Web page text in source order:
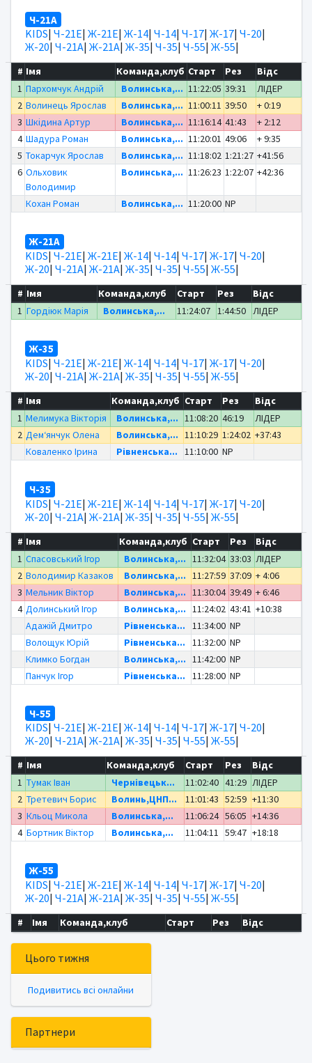
Ч-21А
KIDS| Ч-21Е| Ж-21Е| Ж-14| Ч-14| Ч-17| Ж-17| Ч-20|
Ж-20| Ч-21А| Ж-21А| Ж-35| Ч-35| Ч-55| Ж-55|
# Імя Команда,клуб Старт Рез
Відс
1 Пархомчук Андрій Волинська,... 11:22:05 39:31
ЛІДЕР
2 Волинець Ярослав Волинська,... 11:00:11 39:50
+ 0:19
3 Шкідина Артур Волинська,... 11:16:14 41:43
+ 2:12
4 Шадура Роман Волинська,... 11:20:01 49:06
+ 9:35
5 Токарчук Ярослав Волинська,... 11:18:02 1:21:27 +41:56
6 Ольховик
Володимир
Волинська,... 11:26:23 1:22:07 +42:36
Кохан Роман Волинська,... 11:20:00 NP
Ж-21А
KIDS| Ч-21Е| Ж-21Е| Ж-14| Ч-14| Ч-17| Ж-17| Ч-20|
Ж-20| Ч-21А| Ж-21А| Ж-35| Ч-35| Ч-55| Ж-55|
# Імя Команда,клуб Старт Рез
Відс
1 Гордіюк Марія Волинська,... 11:24:07 1:44:50 ЛІДЕР
Ж-35
KIDS| Ч-21Е| Ж-21Е| Ж-14| Ч-14| Ч-17| Ж-17| Ч-20|
Ж-20| Ч-21А| Ж-21А| Ж-35| Ч-35| Ч-55| Ж-55|
# Імя Команда,клуб Старт Рез
Відс
1 Мелимука Вікторія Волинська,... 11:08:20 46:19
ЛІДЕР
2 Дем‘янчук Олена Волинська,... 11:10:29 1:24:02 +37:43
Коваленко Ірина
Рівненська... 11:10:00 NP
Ч-35
KIDS| Ч-21Е| Ж-21Е| Ж-14| Ч-14| Ч-17| Ж-17| Ч-20|
Ж-20| Ч-21А| Ж-21А| Ж-35| Ч-35| Ч-55| Ж-55|
# Імя Команда,клуб Старт Рез
Відс
1 Спасовський Ігор Волинська,... 11:32:04 33:03 ЛІДЕР
2 Володимир Казаков Волинська,... 11:27:59 37:09 + 4:06
3 Мельник Віктор Волинська,... 11:30:04 39:49 + 6:46
4 Долинський Ігор Волинська,... 11:24:02 43:41 +10:38
Адажій Дмитро
Рівненська... 11:34:00 NP
Волощук Юрій
Рівненська... 11:32:00 NP
Климко Богдан
Волинська,... 11:42:00 NP
Панчук Ігор
Рівненська... 11:28:00 NP
Ч-55
KIDS| Ч-21Е| Ж-21Е| Ж-14| Ч-14| Ч-17| Ж-17| Ч-20|
Ж-20| Ч-21А| Ж-21А| Ж-35| Ч-35| Ч-55| Ж-55|
# Імя Команда,клуб Старт Рез
Відс
1 Тумак Іван Чернівецьк... 11:02:40 41:29 ЛІДЕР
2 Третевич Борис Волинь,ЦНП... 11:01:43 52:59 +11:30
3 Кльоц Микола Волинська,... 11:06:24 56:05 +14:36
4 Бортник Віктор Волинська,... 11:04:11 59:47 +18:18
Ж-55
KIDS| Ч-21Е| Ж-21Е| Ж-14| Ч-14| Ч-17| Ж-17| Ч-20|
Ж-20| Ч-21А| Ж-21А| Ж-35| Ч-35| Ч-55| Ж-55|
# Імя Команда,клуб Старт Рез Відс
Цього тижня
Подивитись всі онлайни
Партнери